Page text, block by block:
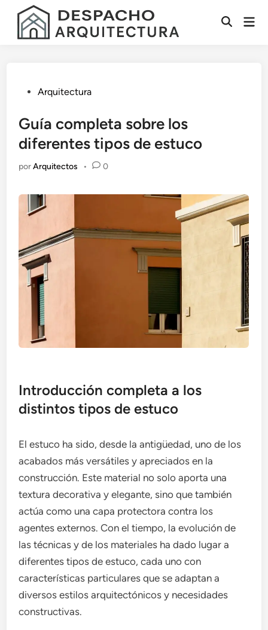
contenido
Abrir
Publicado
Arquitectura
Guía completa sobre los
diferentes tipos de estuco
porArquitectos • 0
Introducción completa a los
distintos tipos de estuco
El estuco ha sido, desde la antigüedad, uno de los
acabados más versátiles y apreciados en la
construcción. Este material no solo aporta una
textura decorativa y elegante, sino que también
actúa como una capa protectora contra los
agentes externos. Con el tiempo, la evolución de
las técnicas y de los materiales ha dado lugar a
diferentes tipos de estuco, cada uno con
características particulares que se adaptan a
diversos estilos arquitectónicos y necesidades
constructivas.